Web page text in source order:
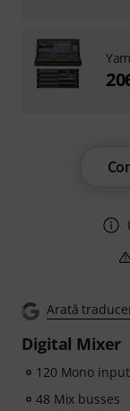
Arată
Digital Mixer
120 Mono
48 Mix busses